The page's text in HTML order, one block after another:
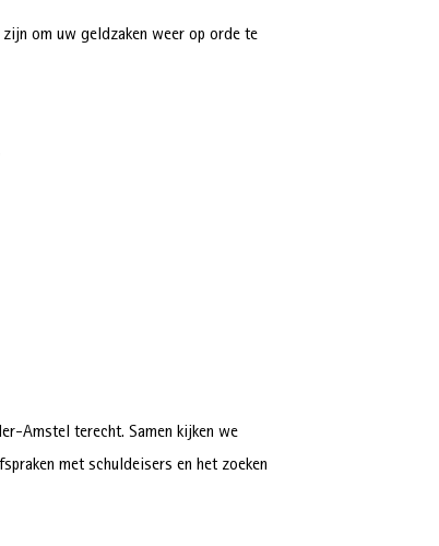
om uw geldzaken weer op orde te
Amstel terecht. Samen kijken we
met schuldeisers en het zoeken